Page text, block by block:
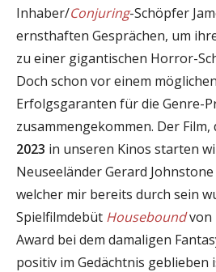
Inhaber/Conjuring-Schöpfer
ernsthaften Gesprächen, um
zu einer gigantischen Horror-
Doch schon vor einem
Erfolgsgaranten für die Genre-
zusammengekommen. Der Film,
2023 in unseren Kinos starten
Neuseeländer Gerard
welcher mir bereits durch sein
Spielfilmdebüt Houseboundvon
Award bei dem damaligen
positiv im Gedächtnis geblieben